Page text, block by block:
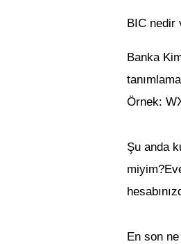
BIC nedir
Banka
Örnek:
Şu anda
miyim?
En son